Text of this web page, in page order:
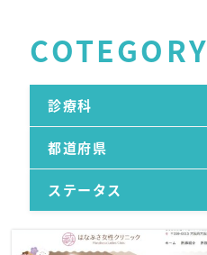
COTEGORY
診療科
都道府県
ステータス